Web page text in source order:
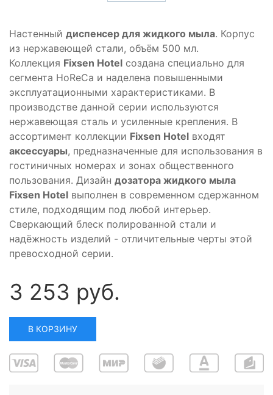
Настенный диспенсер для жидкого мыла. Корпус
из нержавеющей стали, объём 500 мл.
Коллекция Fixsen Hotel создана специально для
сегмента HoReCa и наделена повышенными
эксплуатационными характеристиками. В
производстве данной серии используются
нержавеющая сталь и усиленные крепления. В
ассортимент коллекции Fixsen Hotel входят
аксессуары, предназначенные для использования в
гостиничных номерах и зонах общественного
пользования. Дизайн дозатора жидкого мыла
Fixsen Hotel выполнен в современном сдержанном
стиле, подходящим под любой интерьер.
Сверкающий блеск полированной стали и
надёжность изделий - отличительные черты этой
превосходной серии.
3 253 руб.
В КОРЗИНУ